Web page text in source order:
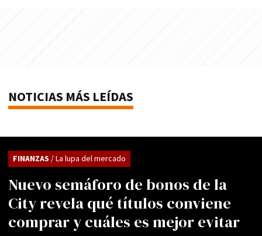
NOTICIAS MÁS LEÍDAS
Nuevo semáforo de bonos de la
City revela qué títulos conviene
comprar y cuáles es mejor evitar
FINANZAS / La lupa del mercado